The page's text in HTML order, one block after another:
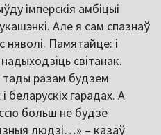
імперскія амбіцыі
Але я сам спазнаў
няволі. Памятайце: і
світанак.
тады разам будзем
беларускіх гарадах. А
больш не будзе
людзі…» – казаў